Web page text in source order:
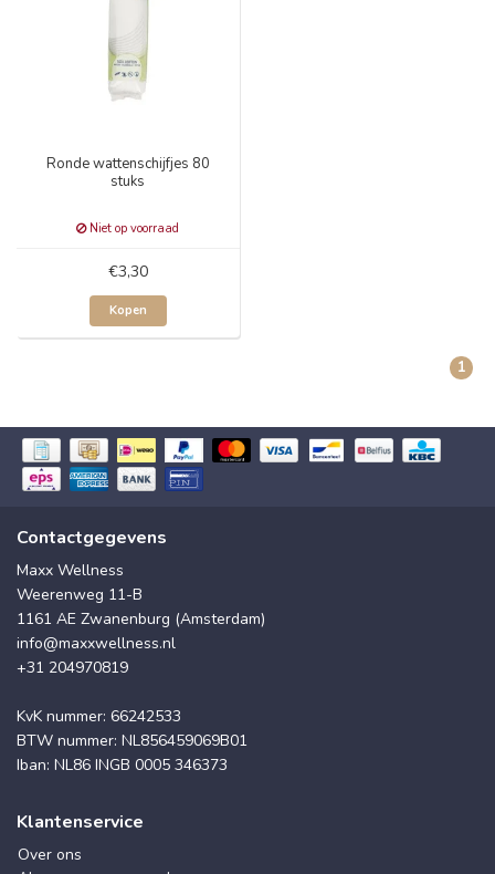
Ronde wattenschijfjes 80
stuks
Niet op voorraad
€3,30
Kopen
1
Contactgegevens
Maxx Wellness
Weerenweg 11-B
1161 AE Zwanenburg (Amsterdam)
info@maxxwellness.nl
+31 204970819
KvK nummer: 66242533
BTW nummer: NL856459069B01
Iban: NL86 INGB 0005 346373
Klantenservice
Over ons